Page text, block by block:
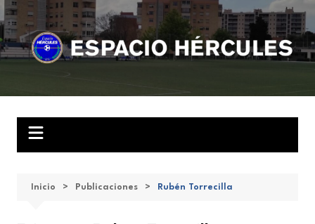
Saltar
al
contenido
Inicio Publicaciones Rubén Torrecilla